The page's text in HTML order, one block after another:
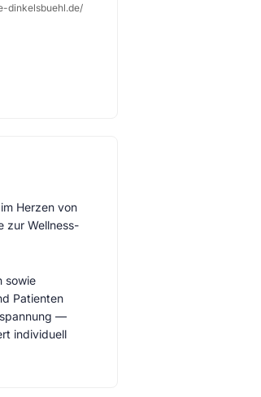
dinkelsbuehl.de/
Herzen von
zur Wellness-
sowie
Patienten
—
individuell